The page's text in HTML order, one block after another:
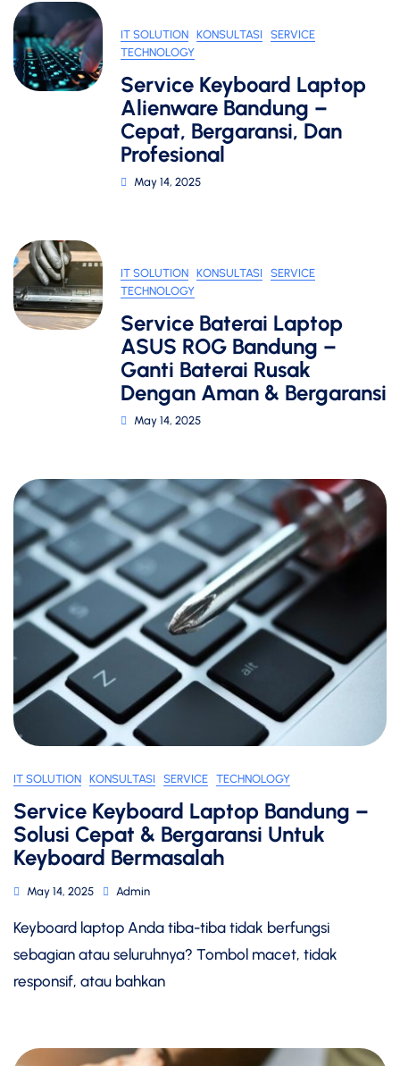
IT SOLUTION KONSULTASI
SERVICE
TECHNOLOGY
Service Keyboard Laptop
Alienware Bandung –
Cepat, Bergaransi, Dan
Profesional
May 14, 2025
IT SOLUTION KONSULTASI
SERVICE
TECHNOLOGY
Service Baterai Laptop
ASUS ROG Bandung –
Ganti Baterai Rusak
Dengan Aman & Bergaransi
May 14, 2025
IT SOLUTION KONSULTASI SERVICE TECHNOLOGY
Service Keyboard Laptop Bandung –
Solusi Cepat & Bergaransi Untuk
Keyboard Bermasalah
May 14, 2025 Admin
Keyboard laptop Anda tiba-tiba tidak berfungsi
sebagian atau seluruhnya? Tombol macet, tidak
responsif, atau bahkan